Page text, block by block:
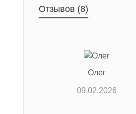
Отзывов (8)
Олег
09.02.2026